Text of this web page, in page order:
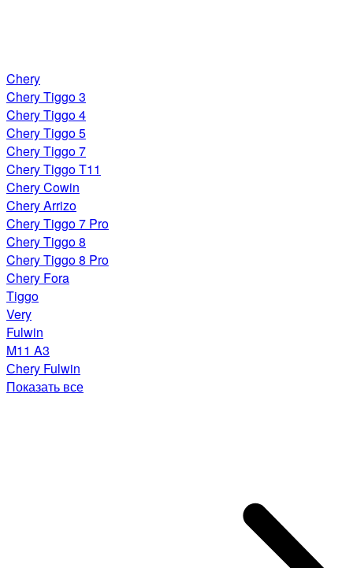
Chery
Chery Tiggo 3
Chery Tiggo 4
Chery Tiggo 5
Chery Tiggo 7
Chery Tiggo T11
Chery Cowin
Chery Arrizo
Chery Tiggo 7 Pro
Chery Tiggo 8
Chery Tiggo 8 Pro
Chery Fora
Tiggo
Very
Fulwin
M11 A3
Сhery Fulwin
Показать все